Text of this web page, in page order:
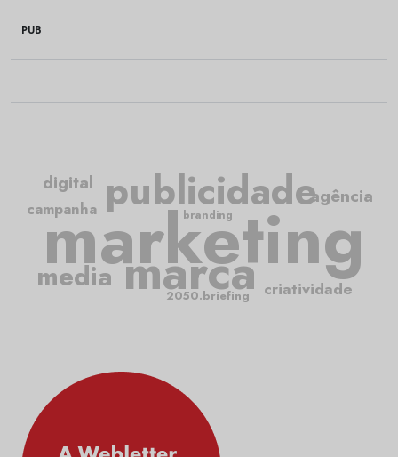
PUB
marketing
publicidade
marca criatividade
campanha
media
agência
digital
2050.briefing
branding